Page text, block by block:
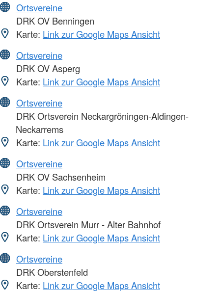
Ortsvereine
DRK OV Benningen
Karte: Link zur Google Maps Ansicht
Ortsvereine
DRK OV Asperg
Karte: Link zur Google Maps Ansicht
Ortsvereine
DRK Ortsverein Neckargröningen-Aldingen-
Neckarrems
Karte: Link zur Google Maps Ansicht
Ortsvereine
DRK OV Sachsenheim
Karte: Link zur Google Maps Ansicht
Ortsvereine
DRK Ortsverein Murr - Alter Bahnhof
Karte: Link zur Google Maps Ansicht
Ortsvereine
DRK Oberstenfeld
Karte: Link zur Google Maps Ansicht